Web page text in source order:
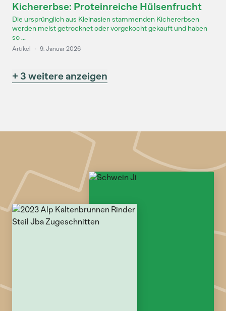
Kichererbse: Proteinreiche Hülsenfrucht
Die ursprünglich aus Kleinasien stammenden Kichererbsen
werden meist getrocknet oder vorgekocht gekauft und haben
so ...
Artikel · 9. Januar 2026
+ 3 weitere anzeigen